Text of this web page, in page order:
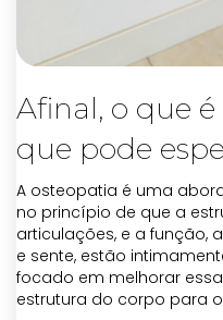
Afinal, o que
que pode
A osteopatia é uma
no princípio de que a
articulações, e a função,
e sente, estão
focado em melhorar
estrutura do corpo para